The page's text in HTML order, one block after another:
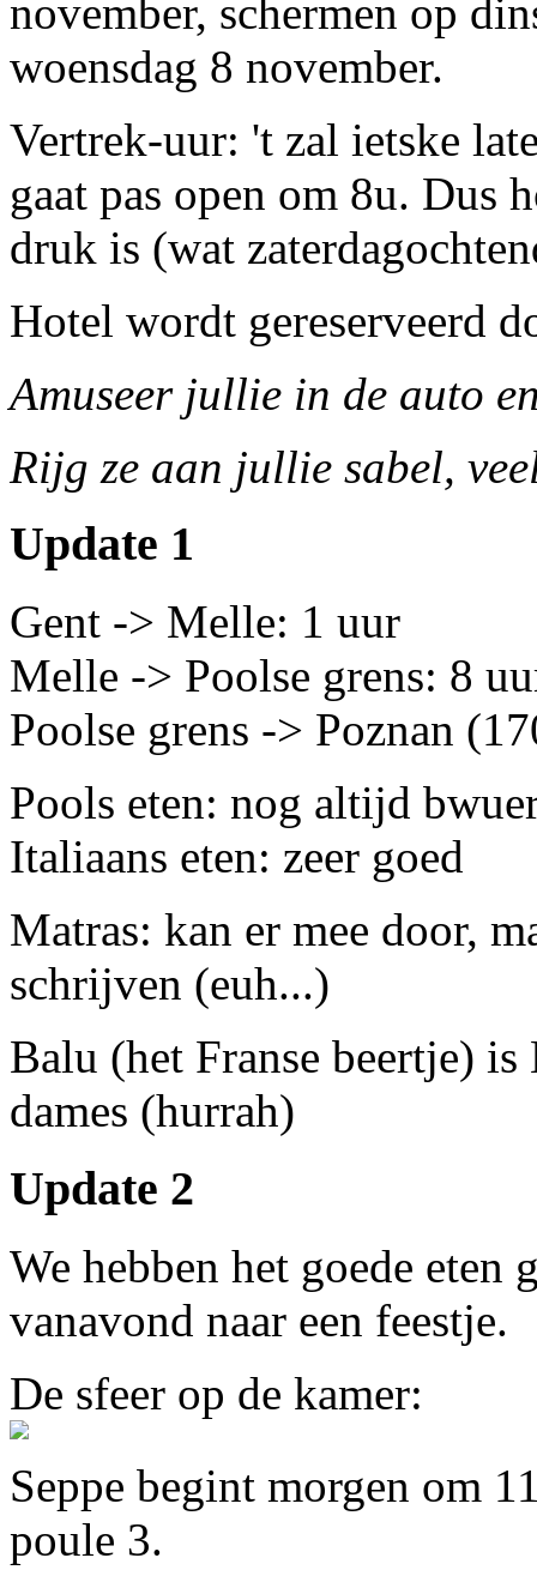
november, schermen op
woensdag 8 november.
Vertrek-uur: 't zal ietske
gaat pas open om 8u. Dus
druk is (wat
Hotel wordt gereserveerd
Amuseer jullie in de auto
Rijg ze aan jullie sabel,
Update 1
Gent -> Melle: 1 uur
Melle -> Poolse grens: 8
Poolse grens -> Poznan
Pools eten: nog altijd
Italiaans eten: zeer goed
Matras: kan er mee door,
schrijven (euh...)
Balu (het Franse beertje) is
dames (hurrah)
Update 2
We hebben het goede
vanavond naar een feestje.
De sfeer op de kamer:
Seppe begint morgen om
poule 3.